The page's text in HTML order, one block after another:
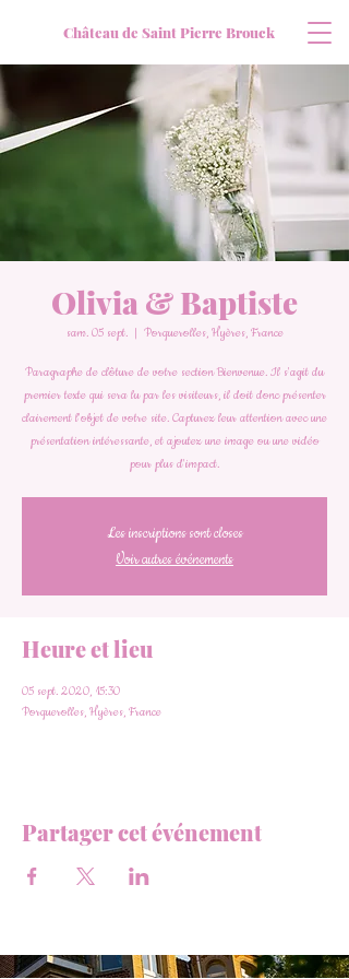
Château de Saint Pierre Brouck
Olivia & Baptiste
sam. 05 sept.
  |
Porquerolles, Hyères, France
Paragraphe de clôture de votre section Bienvenue. Il s'agit du
premier texte qui sera lu par les visiteurs, il doit donc présenter
clairement l'objet de votre site. Capturez leur attention avec une
présentation intéressante, et ajoutez une image ou une vidéo
pour plus d'impact.
Les inscriptions sont closes
Voir autres événements
Heure et lieu
05 sept. 2020, 15:30
Porquerolles, Hyères, France
Partager cet événement